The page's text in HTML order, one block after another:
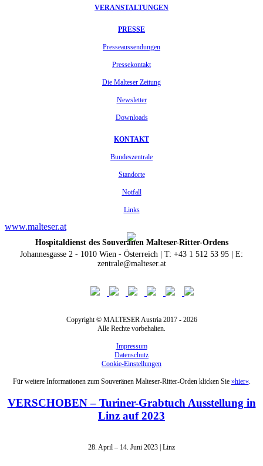
VERANSTALTUNGEN
PRESSE
Presseaussendungen
Pressekontakt
Die Malteser Zeitung
Newsletter
Downloads
KONTAKT
Bundeszentrale
Standorte
Notfall
Links
www.malteser.at
Hospitaldienst des Souveränen Malteser-Ritter-Ordens
Johannesgasse 2 - 1010 Wien - Österreich | T: +43 1 512 53 95 | E:
zentrale@malteser.at
Copyright © MALTESER Austria 2017 - 2026
Alle Rechte vorbehalten.
Impressum
Datenschutz
Cookie-Einstellungen
Für weitere Informationen zum Souveränen Malteser-Ritter-Orden klicken Sie »hier«.
VERSCHOBEN – Turiner-Grabtuch Ausstellung in
Linz auf 2023
28. April – 14. Juni 2023 | Linz